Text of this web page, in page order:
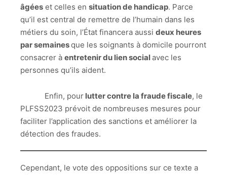
âgées et celles en situation de handicap. Parce
qu’il est central de remettre de l’humain dans les
métiers du soin, l’État financera aussi deux heures
par semainesque les soignants à domicile pourront
consacrer à entretenir du lien socialavec les
personnes qu’ils aident.
Enfin, pour lutter contre la fraude fiscale, le
PLFSS2023 prévoit de nombreuses mesures pour
faciliter l’application des sanctions et améliorer la
détection des fraudes.
Cependant, le vote des oppositions sur ce texte a